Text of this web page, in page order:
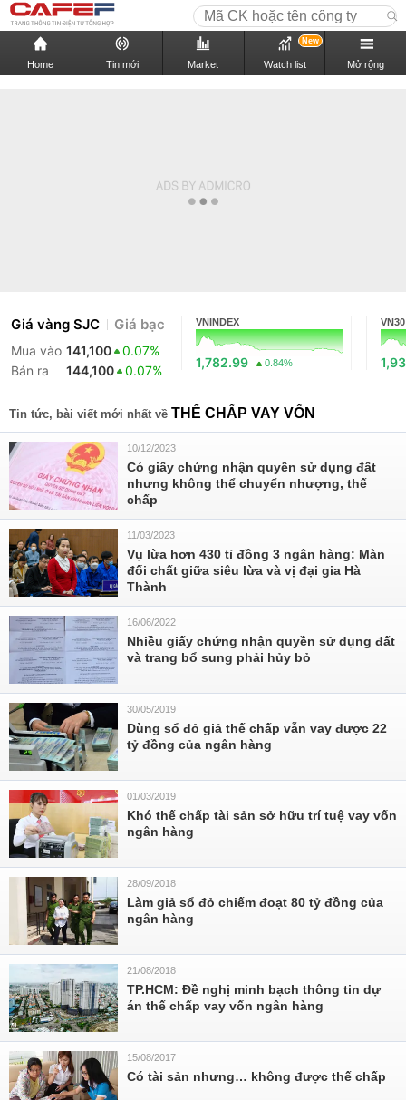
Home Tin mới Market Watch list
New
Mở rộng
Giá vàng SJC Giá bạc
Mua vào 141,100
0.07%
Bán ra
144,100 0.07%
VNINDEX
1,782.99 0.84%
VN30
Tin tức, bài viết mới nhất về THẾ CHẤP VAY VỐN
10/12/2023
Có giấy chứng nhận quyền sử dụng đất
nhưng không thể chuyển nhượng, thế
chấp
11/03/2023
Vụ lừa hơn 430 tỉ đồng 3 ngân hàng: Màn
đối chất giữa siêu lừa và vị đại gia Hà
Thành
16/06/2022
Nhiều giấy chứng nhận quyền sử dụng đất
và trang bổ sung phải hủy bỏ
30/05/2019
Dùng sổ đỏ giả thế chấp vẫn vay được 22
tỷ đồng của ngân hàng
01/03/2019
Khó thế chấp tài sản sở hữu trí tuệ vay vốn
ngân hàng
28/09/2018
Làm giả sổ đỏ chiếm đoạt 80 tỷ đồng của
ngân hàng
21/08/2018
TP.HCM: Đề nghị minh bạch thông tin dự
án thế chấp vay vốn ngân hàng
15/08/2017
Có tài sản nhưng… không được thế chấp